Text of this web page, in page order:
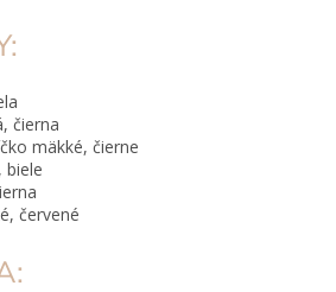
čierna
mäkké, čierne
biele
červené